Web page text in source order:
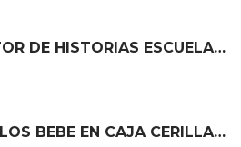
LINTERNA PROYECTOR DE HISTORIAS ESCUELA DE DANZA – MOULIN ROTY
RATONCITOS GEMELOS BEBE EN CAJA CERILLAS – MAILEG